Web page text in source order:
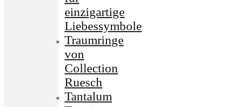
einzigartige
Liebessymbole
Traumringe
von
Collection
Ruesch
Tantalum